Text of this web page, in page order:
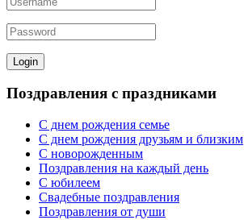
Поздравления с праздниками
С днем рождения семье
С днем рождения друзьям и близким
C новорожденным
Поздравления на каждый день
С юбилеем
Свадебные поздравления
Поздравления от души